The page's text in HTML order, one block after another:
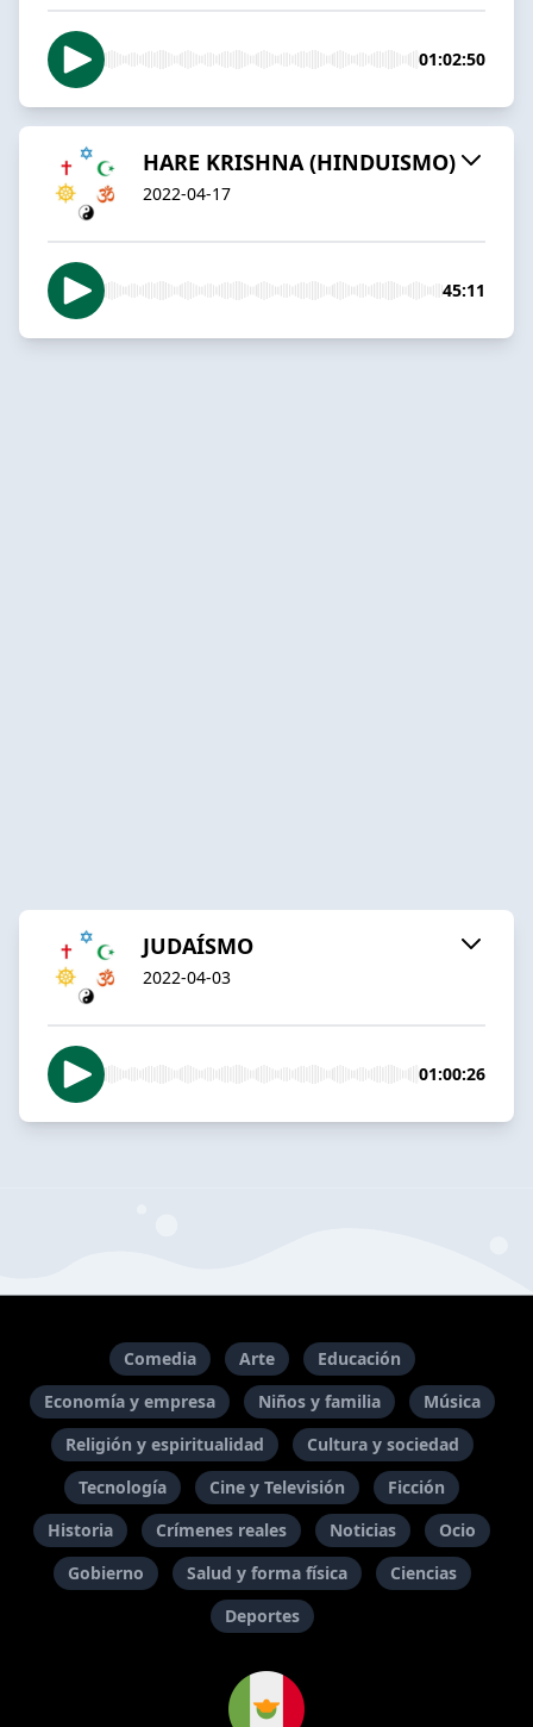
01:02:50
HARE KRISHNA (HINDUISMO)
2022-04-17
45:11
JUDAÍSMO
2022-04-03
01:00:26
Comedia Arte
Educación
Economía y empresa
Niños y familia
Música
Religión y espiritualidad
Cultura y sociedad
Tecnología
Cine y Televisión
Ficción
Historia
Crímenes reales Noticias
Ocio
Gobierno
Salud y forma física
Ciencias
Deportes